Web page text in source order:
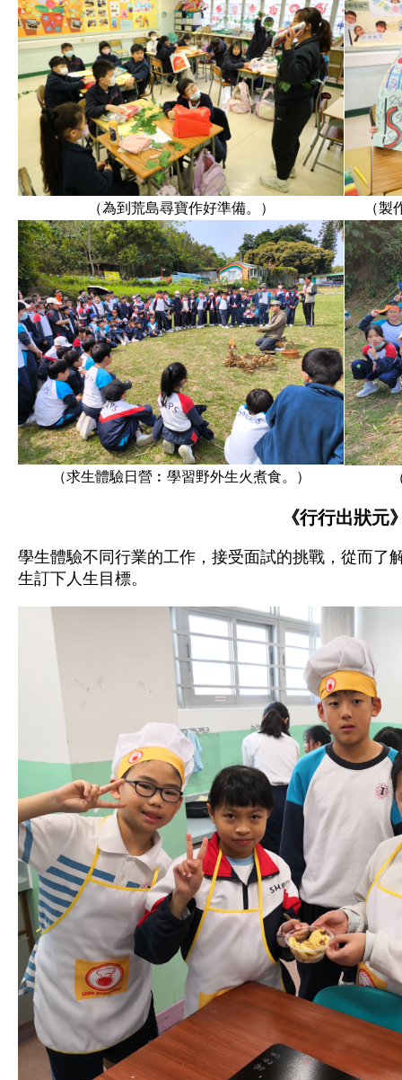
（為到荒島尋寶作好準備。） （
（求生體驗日營︰學習野外生火煮食。）
《行行出狀元
學生體驗不同行業的工作，接受面試的挑戰，從而了
生訂下人生目標。